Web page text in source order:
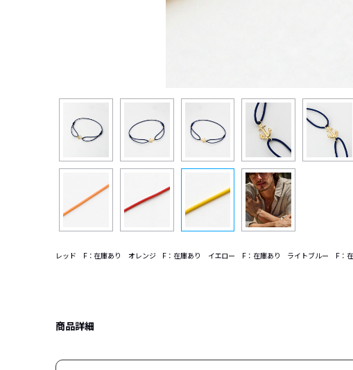
レッド F：在庫あり オレンジ F：在庫あり イエロー F：在庫あり ライトブルー F：
商品詳細